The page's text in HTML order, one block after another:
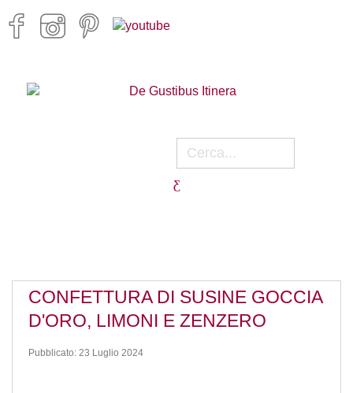
CONFETTURA DI SUSINE GOCCIA
D'ORO, LIMONI E ZENZERO
Pubblicato: 23 Luglio 2024